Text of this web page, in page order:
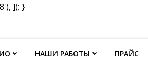
]); }
НАШИ РАБОТЫ ПРАЙС